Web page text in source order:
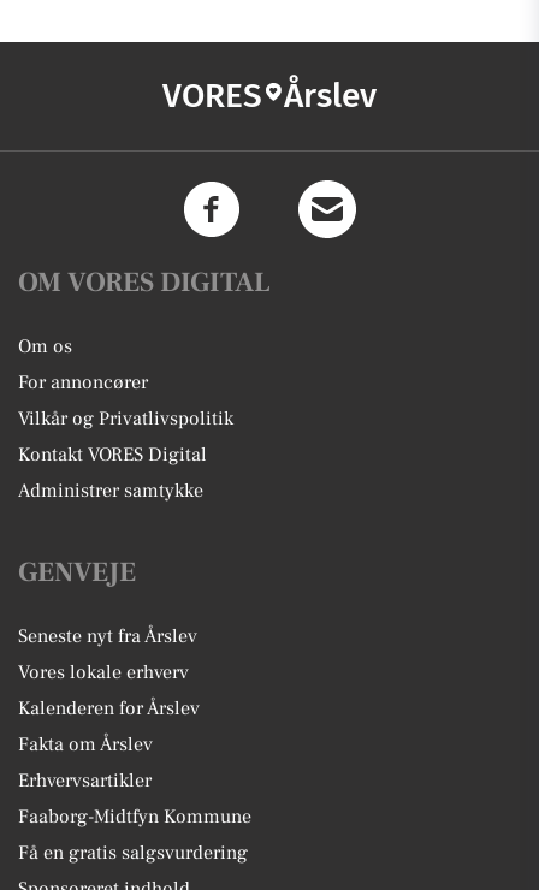
VORES Årslev
OM VORES DIGITAL
Om os
For annoncører
Vilkår og Privatlivspolitik
Kontakt VORES Digital
Administrer samtykke
GENVEJE
Seneste nyt fra Årslev
Vores lokale erhverv
Kalenderen for Årslev
Fakta om Årslev
Erhvervsartikler
Faaborg-Midtfyn Kommune
Få en gratis salgsvurdering